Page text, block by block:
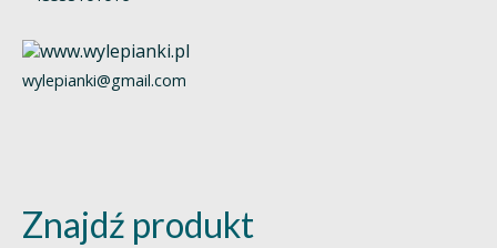
wylepianki@gmail.com
Znajdź produkt